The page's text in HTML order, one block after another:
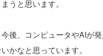
うと思います。
後、コンピュータやAIが
かなと思っています。